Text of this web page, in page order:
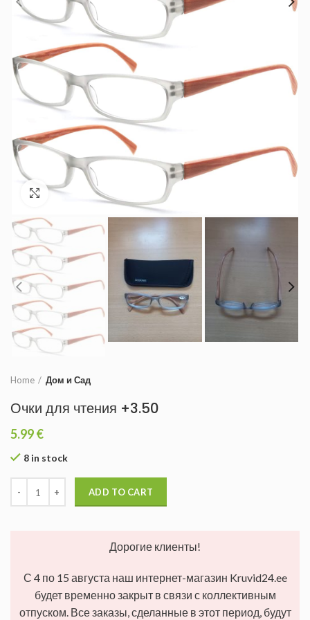
Увеличить
Home Дом и Сад
Очки для чтения +3.50
5.99€
8 in stock
ADD TO CART
Дорогие клиенты!
С 4 по 15 августа наш интернет-магазин Kruvid24.ee
будет временно закрыт в связи с коллективным
отпуском. Все заказы, сделанные в этот период, будут